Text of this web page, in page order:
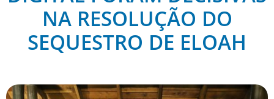
NA RESOLUÇÃO DO
SEQUESTRO DE ELOAH